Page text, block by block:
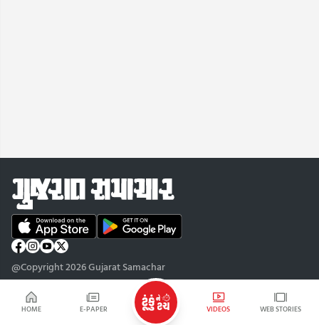
HOME E-PAPER VIDEOS WEB STORIES
@Copyright 2026 Gujarat Samachar